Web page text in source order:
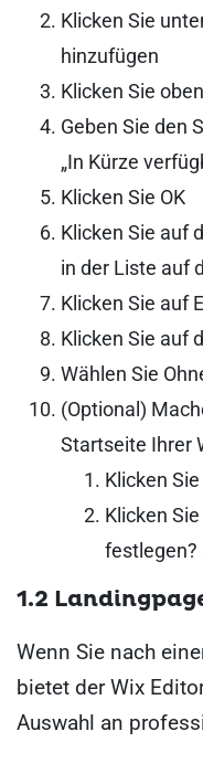
Klicken Sie
hinzufügen
Klicken Sie
Geben Sie den
„In Kürze
Klicken Sie OK
Klicken Sie auf
in der Liste auf
Klicken Sie auf
Klicken Sie auf
Wählen Sie
(Optional)
Startseite Ihrer
Klicken
Klicken
festlegen?
1.2
Wenn Sie nach
bietet der Wix
Auswahl an